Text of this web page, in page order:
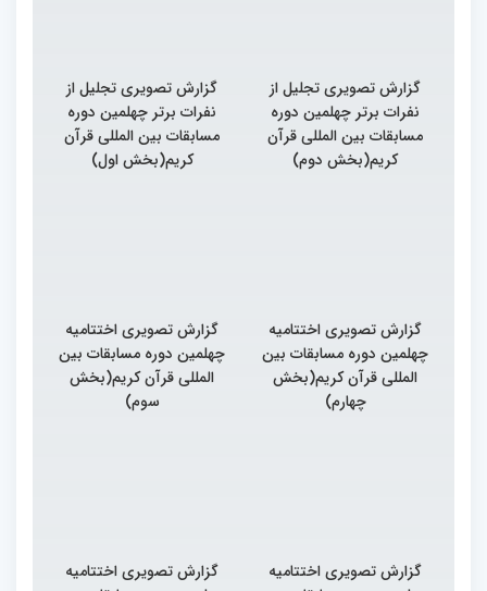
گزارش تصویری تجلیل از
نفرات برتر چهلمین دوره
مسابقات بین المللی قرآن
کریم(بخش دوم)
گزارش تصویری تجلیل از
نفرات برتر چهلمین دوره
مسابقات بین المللی قرآن
کریم(بخش اول)
گزارش تصویری اختتامیه
چهلمین دوره مسابقات بین
المللی قرآن کریم(بخش
چهارم)
گزارش تصویری اختتامیه
چهلمین دوره مسابقات بین
المللی قرآن کریم(بخش
سوم)
گزارش تصویری اختتامیه
گزارش تصویری اختتامیه